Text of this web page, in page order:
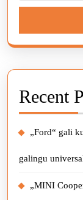
Recent
„Ford“ gali
galingu
„MINI